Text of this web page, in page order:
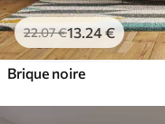
22.07€13.24€
Brique noire